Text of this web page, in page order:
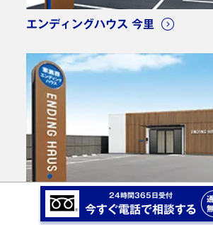
エンディングハウス 今里
エンディングハウス 大正
24時間365日受付
今すぐ電話で相談する